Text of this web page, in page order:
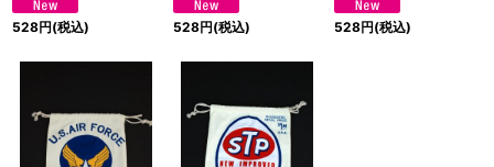
528円(税込) 528円(税込) 528円(税込)